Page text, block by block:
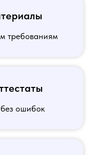
требованиям
ошибок